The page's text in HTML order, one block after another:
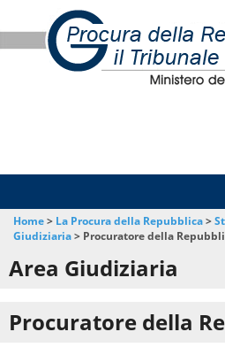
Home> La Procura della Repubblica>
Giudiziaria> Procuratore della
Area Giudiziaria
Procuratore della